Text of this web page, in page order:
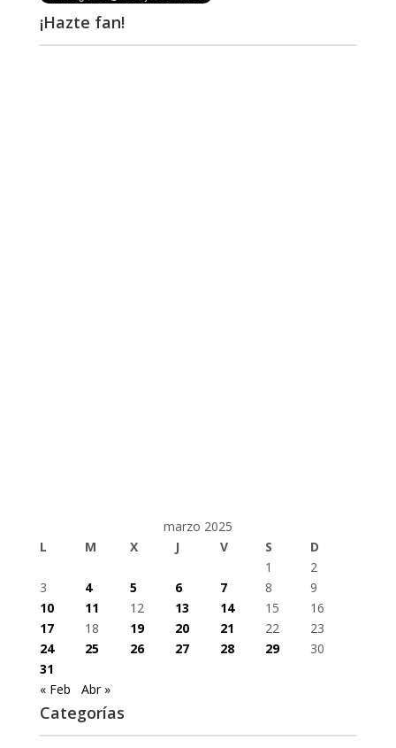
¡Hazte fan!
marzo 2025
L
M X J V S
D
1
2
3
4 5 6 7 8
9
10
11 12 13 14 15
16
17
18 19 20 21 22
23
24
25 26 27 28 29
30
31
« Feb
Abr »
Categorías